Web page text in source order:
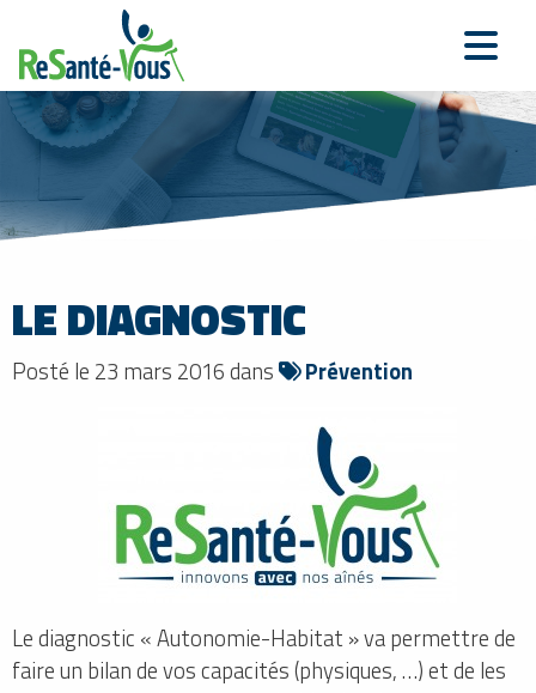
LE DIAGNOSTIC
Posté le 23 mars 2016 dans Prévention
Le diagnostic « Autonomie-Habitat » va permettre de
faire un bilan de vos capacités (physiques, …) et de les